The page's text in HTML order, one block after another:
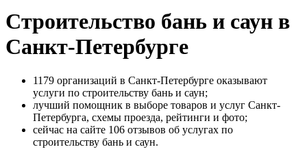
Строительство бань и саун в
Санкт-Петербурге
1179 организаций в Санкт-Петербурге оказывают
услуги по строительству бань и саун;
лучший помощник в выборе товаров и услуг Санкт-
Петербурга, схемы проезда, рейтинги и фото;
сейчас на сайте 106 отзывов об услугах по
строительству бань и саун.